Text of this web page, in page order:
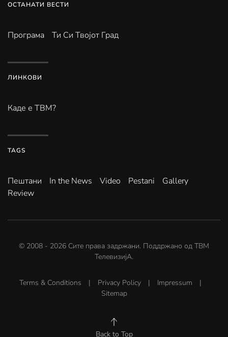
ОСТАНАТИ ВЕСТИ
Програма Ти Си Твојот Град
ЛИНКОВИ
Каде е ТВМ?
TAGS
Пештани In the News Video Pestani
Gallery
Review
© 2008 - 2026 Сите права задржани. Поддржано од ТВМ
ТелевизијА.
Terms & Conditions | Privacy Policy | Impressum |
Sitemap
Back to Top